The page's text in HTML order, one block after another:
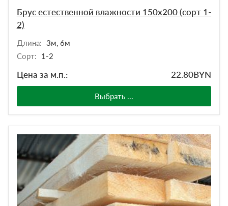
Брус естественной влажности 150х200 (сорт 1-
2)
Длина: 3м, 6м
Сорт:
1-2
Цена за м.п.: 22.80BYN
Выбрать ...